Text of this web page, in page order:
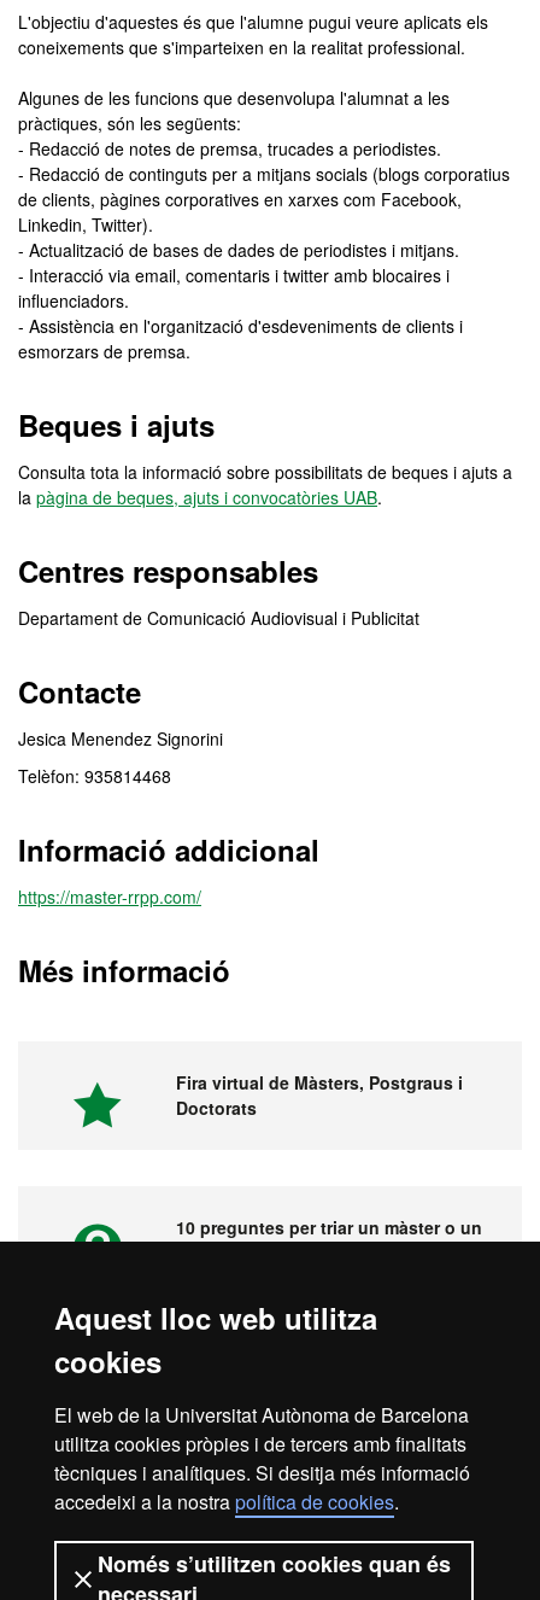
Aquest lloc web utilitza
cookies
El web de la Universitat Autònoma de Barcelona
utilitza cookies pròpies i de tercers amb finalitats
tècniques i analítiques. Si desitja més informació
accedeixi a la nostrapolítica de cookies.
Només s’utilitzen cookies quan és
L'objectiu d'aquestes és que l'alumne pugui veure aplicats els
coneixements que s'imparteixen en la realitat professional.
Algunes de les funcions que desenvolupa l'alumnat a les
pràctiques, són les següents:
- Redacció de notes de premsa, trucades a periodistes.
- Redacció de continguts per a mitjans socials (blogs corporatius
de clients, pàgines corporatives en xarxes com Facebook,
Linkedin, Twitter).
- Actualització de bases de dades de periodistes i mitjans.
- Interacció via email, comentaris i twitter amb blocaires i
influenciadors.
- Assistència en l'organització d'esdeveniments de clients i
esmorzars de premsa.
Beques i ajuts
Consulta tota la informació sobre possibilitats de beques i ajuts a
la pàgina de beques, ajuts i convocatòries UAB.
Centres responsables
Departament de Comunicació Audiovisual i Publicitat
Contacte
Jesica Menendez Signorini
Telèfon: 935814468
Informació addicional
https://master-rrpp.com/
Més informació
Fira virtual de Màsters, Postgraus i
Doctorats
10 preguntes per triar un màster o un
Inici Avís legal
Protecció de dades